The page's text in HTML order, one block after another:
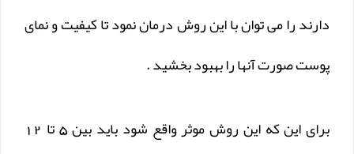
دارند را می توان با این روش درمان نمود تا کیفیت و نمای
پوست صورت آنها را بهبود بخشید .
برای این که این روش موثر واقع شود باید بین 5 تا 12